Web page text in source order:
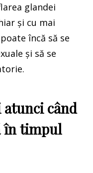
glandei
și cu mai
încă să se
și să se
atunci când
în timpul